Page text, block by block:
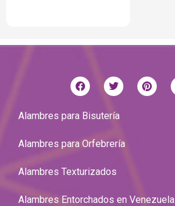
Alambres para Bisutería
Alambres para Orfebrería
Alambres Texturizados
Alambres Entorchados en Venezuela